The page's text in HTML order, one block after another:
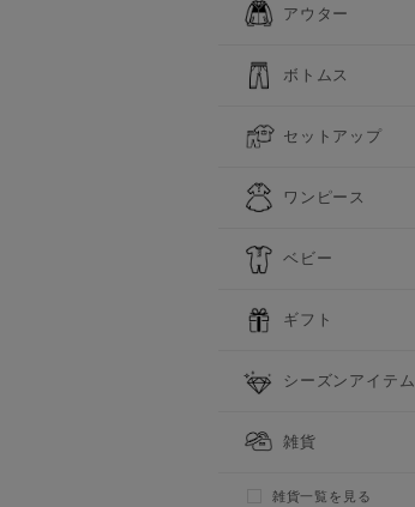
アウター
ボトムス
セットアップ
ワンピース
ベビー
ギフト
シーズンアイテム
雑貨
雑貨一覧を見る